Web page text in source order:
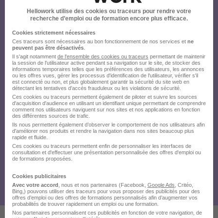
Hellowork utilise des cookies ou traceurs pour rendre votre
recherche d’emploi ou de formation encore plus efficace.
Cookies strictement nécessaires
Ces traceurs sont nécessaires au bon fonctionnement de nos services et ne
peuvent pas être désactivés
Il s'agit notamment de l'ensemble des cookies ou traceurs permettant de maintenir
la session de l'utilisateur active pendant sa navigation sur le site, de stocker des
informations temporaires telles que les préférences des utilisateurs, les annonces
ou les offres vues, gérer les processus d'identification de l'utilisateur, vérifier s'il
est connecté ou non, et plus globalement garantir la sécurité du site web en
détectant les tentatives d'accès frauduleux ou les violations de sécurité.
Ces cookies ou traceurs permettent également de piloter et suivre les sources
d'acquisition d'audience en utilisant un identifiant unique permettant de comprendre
comment nos utilisateurs naviguent sur nos sites et nos applications en fonction
des différentes sources de trafic.
Ils nous permettent également d’observer le comportement de nos utilisateurs afin
d'améliorer nos produits et rendre la navigation dans nos sites beaucoup plus
rapide et fluide.
Ces cookies ou traceurs permettent enfin de personnaliser les interfaces de
consultation et d'effectuer une présentation personnalisée des offres d'emploi ou
de formations proposées.
Cookies publicitaires
Avec votre accord , nous et nos partenaires (Facebook, Google Ads , Critéo,
Bing,) pouvons utiliser des traceurs pour vous proposer des publicités pour des
offres d’emploi ou des offres de formations personnalisés afin d’augmenter vos
probabilités de trouver rapidement un emploi ou une formation.
Nos partenaires personnalisent ces publicités en fonction de votre navigation, de